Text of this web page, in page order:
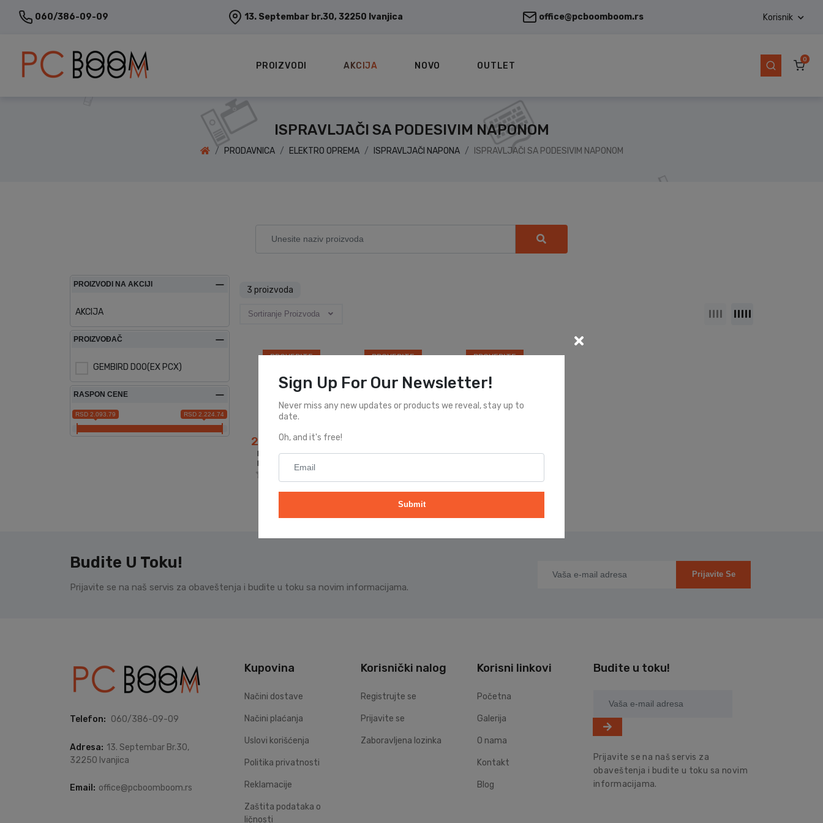
060/386-09-09 13. Septembar br.30, 32250 Ivanjica office@pcboomboom.rs Korisnik
PROIZVODI AKCIJA NOVO OUTLET
0
ISPRAVLJAČI SA PODESIVIM NAPONOM
PRODAVNICA ELEKTRO OPREMA ISPRAVLJAČI NAPONA ISPRAVLJAČI SA PODESIVIM NAPONOM
PROIZVODI NA AKCIJI
AKCIJA
PROIZVOĐAČ
GEMBIRD DOO(EX PCX)
RASPON CENE
RSD 2.093.79 RSD 2.224.74
3 proizvoda
Sortiranje Proizvoda
PROVERITE
2,093.79 RSD
ISPRAVLJAČ ZA
LAPTOP 67W - 3
PROVERITE
UNIVERZALNI
PROVERITE
UNIVERZALNI
Budite U Toku!
Prijavite se na naš servis za obaveštenja i budite u toku sa novim informacijama.
Prijavite Se
Telefon: 060/386-09-09
Adresa: 13. Septembar Br.30,
32250 Ivanjica
Email: office@pcboomboom.rs
Kupovina
Načini dostave
Načini plaćanja
Uslovi korišćenja
Politika privatnosti
Reklamacije
Zaštita podataka o
ličnosti
Korisnički nalog
Registrujte se
Prijavite se
Zaboravljena lozinka
Korisni linkovi
Početna
Galerija
O nama
Kontakt
Blog
Budite u toku!
Prijavite se na naš servis za
obaveštenja i budite u toku sa novim
informacijama.
Sign Up For Our Newsletter!
Never miss any new updates or products we reveal, stay up to
date.
Oh, and it's free!
Submit